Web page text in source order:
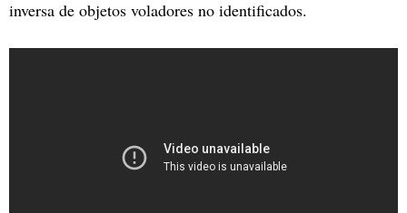
inversa de objetos voladores no identificados.